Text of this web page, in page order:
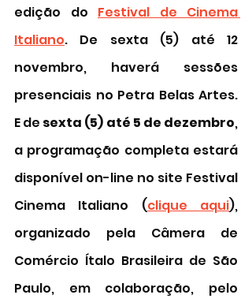
edição do Festival de Cinema
Italiano. De sexta (5) até 12
novembro, haverá sessões
presenciais no Petra Belas Artes.
E de sexta (5) até 5 de dezembro,
a programação completa estará
disponível on-line no site Festival
Cinema Italiano (clique aqui),
organizado pela Câmera de
Comércio Ítalo Brasileira de São
Paulo, em colaboração, pelo